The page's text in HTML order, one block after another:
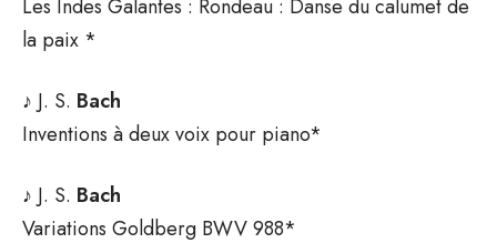
Les Indes Galantes : Rondeau : Danse du calumet de
la paix *
♪ J. S. Bach
Inventions à deux voix pour piano*
♪ J. S. Bach
Variations Goldberg BWV 988*